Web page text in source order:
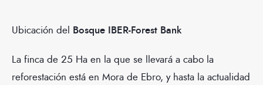
Ubicación del Bosque IBER-Forest Bank
La finca de 25 Ha en la que se llevará a cabo la
reforestación está en Mora de Ebro, y hasta la actualidad